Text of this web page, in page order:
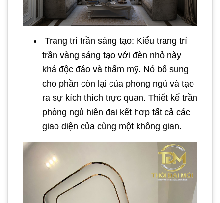
Trang trí trần sáng tạo: Kiểu trang trí
trần vàng sáng tạo với đèn nhỏ này
khá độc đáo và thẩm mỹ. Nó bổ sung
cho phần còn lại của phòng ngủ và tạo
ra sự kích thích trực quan. Thiết kế trần
phòng ngủ hiện đại kết hợp tất cả các
giao diện của cùng một không gian.